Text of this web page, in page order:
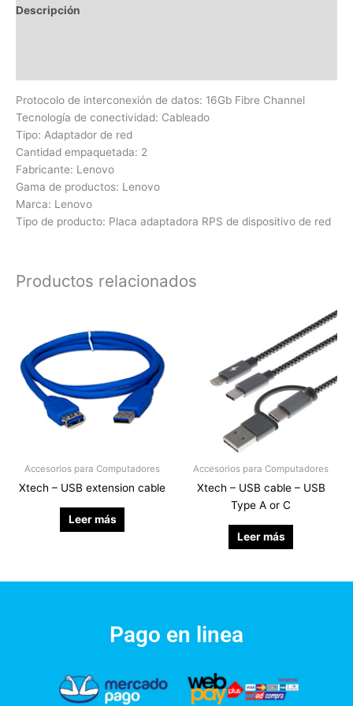
Descripción
Protocolo de interconexión de datos: 16Gb Fibre Channel
Tecnología de conectividad: Cableado
Tipo: Adaptador de red
Cantidad empaquetada: 2
Fabricante: Lenovo
Gama de productos: Lenovo
Marca: Lenovo
Tipo de producto: Placa adaptadora RPS de dispositivo de red
Productos relacionados
Accesorios para Computadores
Xtech – USB extension cable
Leer más
Accesorios para Computadores
Xtech – USB cable – USB
Type A or C
Leer más
Pago en linea